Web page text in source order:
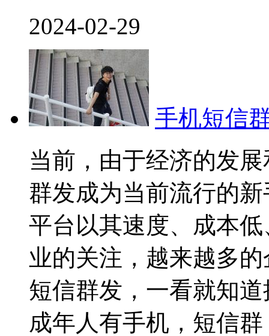
2024-02-29
手机短信
当前，由于经济的发
群发成为当前流行的
平台以其速度、成本
业的关注，越来越多
短信群发，一看就知
成年人有手机，短信群